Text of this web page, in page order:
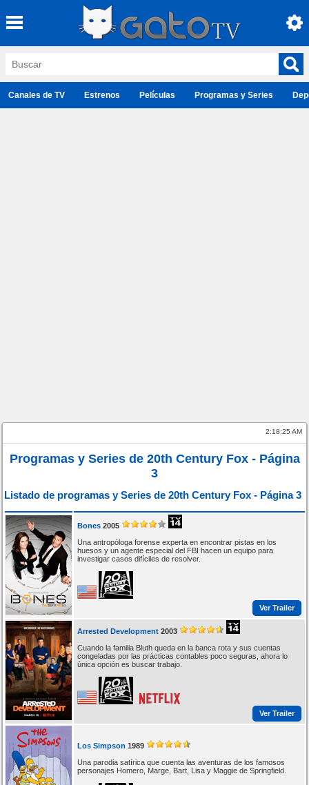
Canales de TV Estrenos Películas Programas y Series
2:18:25 AM
Programas y Series de 20th Century Fox - Página
3
Listado de programas y Series de 20th Century Fox - Página 3
Bones 2005
Una antropóloga forense experta en encontrar pistas en los
huesos y un agente especial del FBI hacen un equipo para
investigar casos difíciles de resolver.
Ver Trailer
Arrested Development 2003
Cuando la familia Bluth queda en la banca rota y sus cuentas
congeladas por las prácticas contables poco seguras, ahora lo
única opción es buscar trabajo.
Ver Trailer
Los Simpson 1989
Una parodia satírica que cuenta las aventuras de los famosos
personajes Homero, Marge, Bart, Lisa y Maggie de Springfield.